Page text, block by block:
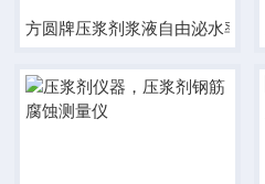
方圆牌压浆剂浆液自由泌水率及